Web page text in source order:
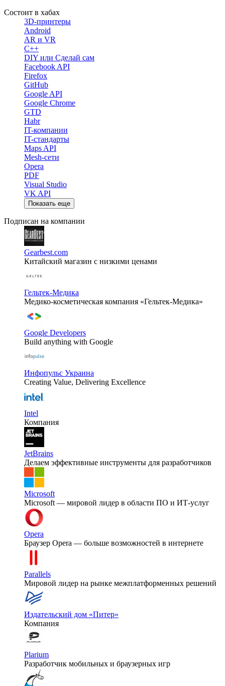
Состоит в хабах
3D-принтеры
Android
AR и VR
C++
DIY или Сделай сам
Facebook API
Firefox
GitHub
Google API
Google Chrome
GTD
Habr
IT-компании
IT-стандарты
Maps API
Mesh-сети
Opera
PDF
Visual Studio
VK API
Показать еще
Подписан на компании
Gearbest.com
Китайский магазин с низкими ценами
Гельтек-Медика
Медико-косметическая компания «Гельтек-Медика»
Google Developers
Build anything with Google
Инфопульс Украина
Creating Value, Delivering Excellence
Intel
Компания
JetBrains
Делаем эффективные инструменты для разработчиков
Microsoft
Microsoft — мировой лидер в области ПО и ИТ-услуг
Opera
Браузер Opera — больше возможностей в интернете
Parallels
Мировой лидер на рынке межплатформенных решений
Издательский дом «Питер»
Компания
Plarium
Разработчик мобильных и браузерных игр